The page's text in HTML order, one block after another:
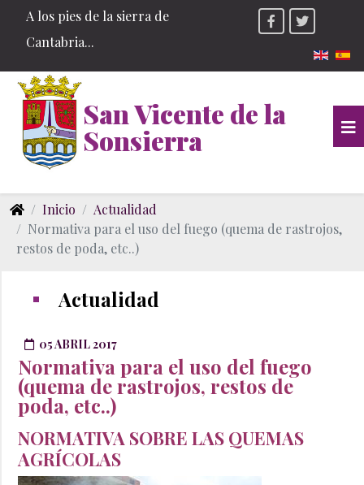
A los pies de la sierra de
Cantabria...
San Vicente de la
Sonsierra
Inicio
Actualidad
Normativa para el uso del fuego (quema de rastrojos,
restos de poda, etc..)
Actualidad
05 ABRIL 2017
Normativa para el uso del fuego
(quema de rastrojos, restos de
poda, etc..)
NORMATIVA SOBRE LAS QUEMAS
AGRÍCOLAS